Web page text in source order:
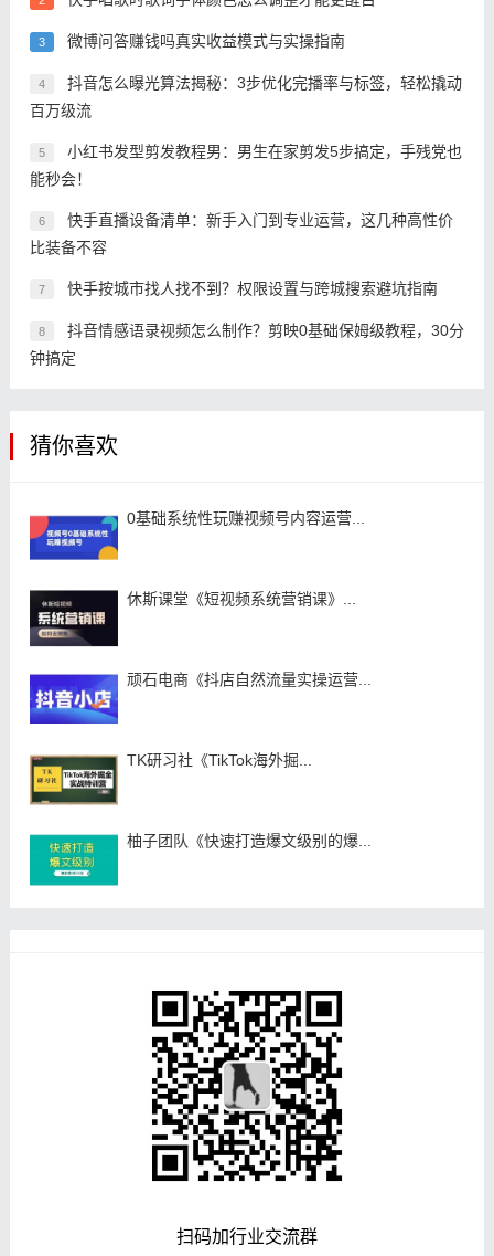
3 微博问答赚钱吗真实收益模式与实操指南
4
抖音怎么曝光算法揭秘：3步优化完播率与标签，轻松撬动
百万级流
5
小红书发型剪发教程男：男生在家剪发5步搞定，手残党也
能秒会！
6
快手直播设备清单：新手入门到专业运营，这几种高性价
比装备不容
7 快手按城市找人找不到？权限设置与跨城搜索避坑指南
8
抖音情感语录视频怎么制作？剪映0基础保姆级教程，30分
钟搞定
猜你喜欢
0基础系统性玩赚视频号内容运营...
休斯课堂《短视频系统营销课》...
顽石电商《抖店自然流量实操运营...
TK研习社《TikTok海外掘...
柚子团队《快速打造爆文级别的爆...
扫码加行业交流群